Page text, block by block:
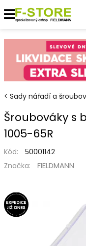
Sady nářadí a
Šroubováky s
1005-65R
Kód:
50001142
Značka:
FIELDMANN